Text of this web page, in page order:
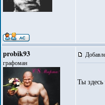
probik93
графоман
Ты